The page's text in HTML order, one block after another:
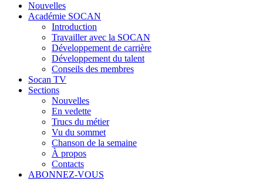
Nouvelles
Académie SOCAN
Introduction
Travailler avec la SOCAN
Développement de carrière
Développement du talent
Conseils des membres
Socan TV
Sections
Nouvelles
En vedette
Trucs du métier
Vu du sommet
Chanson de la semaine
À propos
Contacts
ABONNEZ-VOUS